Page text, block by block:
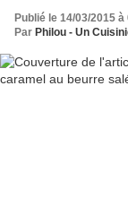
Publié le 14/03/2015 à
Par Philou - Un